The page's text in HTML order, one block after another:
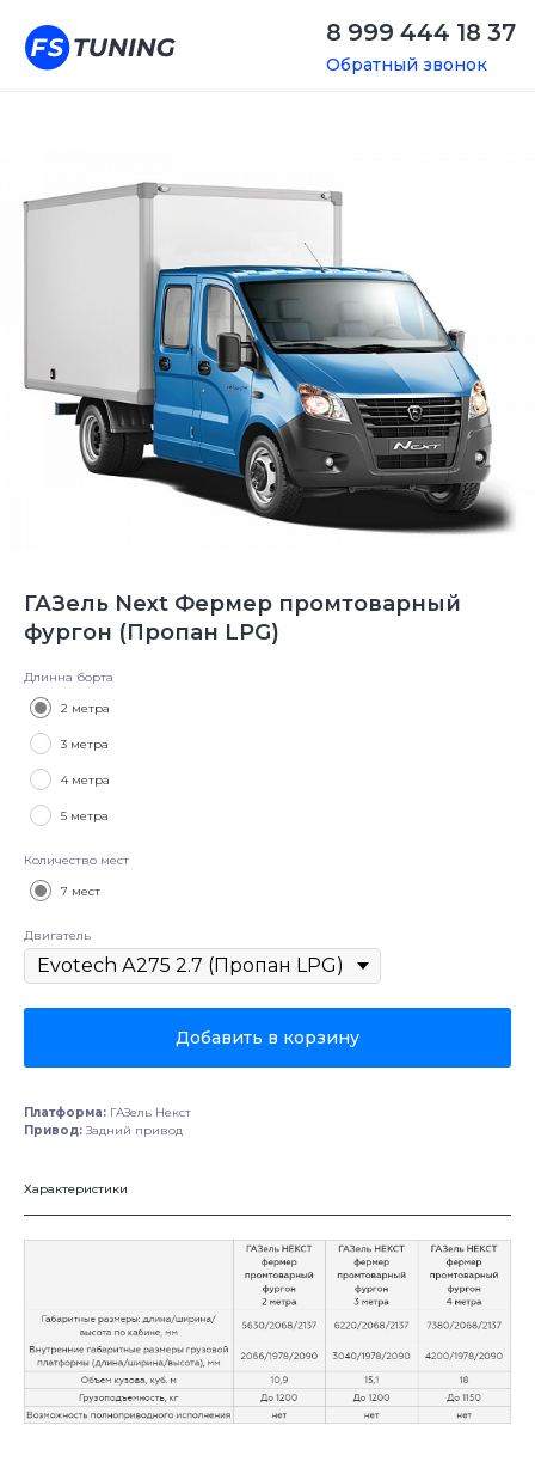
8 999 444 18 37
Обратный звонок
ГАЗель Next Фермер промтоварный
фургон (Пропан LPG)
Длинна борта
2 метра
3 метра
4 метра
5 метра
Количество мест
7 мест
Двигатель
Добавить в корзину
Платформа: ГАЗель Некст
Привод: Задний привод
Характеристики